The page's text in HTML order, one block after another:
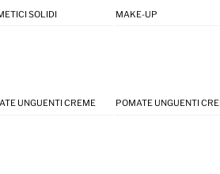
SOLIDI MAKE-UP
UNGUENTI CREME POMATE UNGUENTI